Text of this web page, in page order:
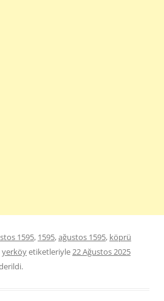
1595, 1595,ağustos 1595, köprü
yerköyetiketleriyle22 Ağustos 2025